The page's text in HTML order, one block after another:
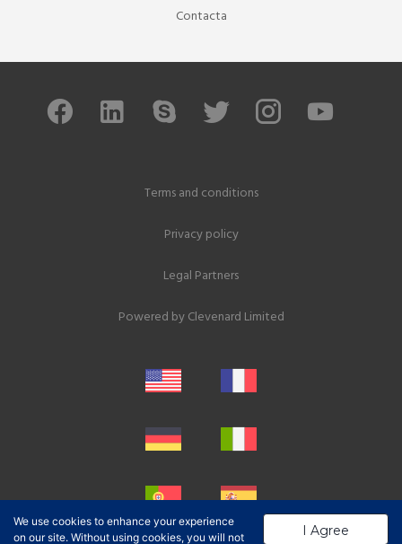
Contacta
Terms and conditions
Privacy policy
Legal Partners
Powered byClevenard Limited
I Agree
We use cookies to enhance your experience
on our site. Without using cookies, you will not